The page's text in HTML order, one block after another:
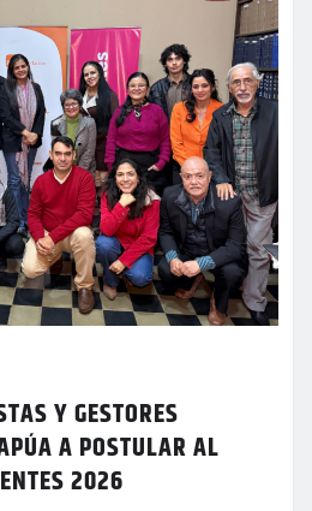
Y GESTORES
A POSTULAR AL
2026